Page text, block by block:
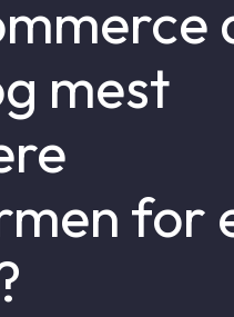
mest
for